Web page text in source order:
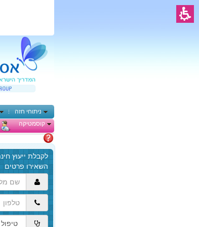
ניתוחי חזה
קוסמטיקה
הגעת
לתוכן
המרכזי,
באפשרותך
ללחוץ
אנטר
כדי
לדלג
לאזור